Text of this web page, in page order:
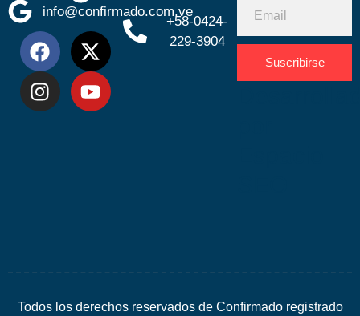
info@confirmado.com.ve
+58-0424-
229-3904
Suscribirse
Todos los derechos reservados de Confirmado registrado